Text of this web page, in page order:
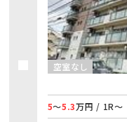
空室なし
5～5.3万円 / 1R～